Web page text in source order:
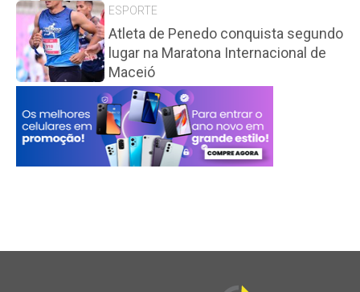
ESPORTE
Atleta de Penedo conquista segundo
lugar na Maratona Internacional de
Maceió